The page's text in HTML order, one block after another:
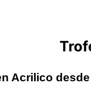
Acrilico